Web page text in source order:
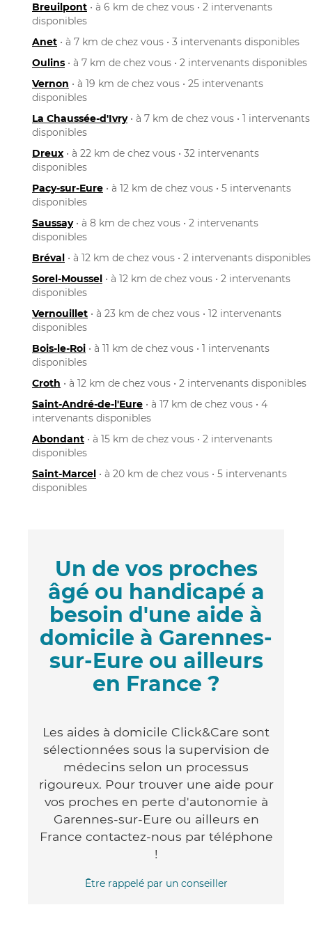
Breuilpont • à 6 km de chez vous • 2 intervenants
disponibles
Anet • à 7 km de chez vous • 3 intervenants disponibles
Oulins • à 7 km de chez vous • 2 intervenants disponibles
Vernon • à 19 km de chez vous • 25 intervenants
disponibles
La Chaussée-d'Ivry• à 7 km de chez vous • 1 intervenants
disponibles
Dreux • à 22 km de chez vous • 32 intervenants
disponibles
Pacy-sur-Eure • à 12 km de chez vous • 5 intervenants
disponibles
Saussay• à 8 km de chez vous • 2 intervenants
disponibles
Bréval • à 12 km de chez vous • 2 intervenants disponibles
Sorel-Moussel • à 12 km de chez vous • 2 intervenants
disponibles
Vernouillet • à 23 km de chez vous • 12 intervenants
disponibles
Bois-le-Roi • à 11 km de chez vous • 1 intervenants
disponibles
Croth • à 12 km de chez vous • 2 intervenants disponibles
Saint-André-de-l'Eure • à 17 km de chez vous • 4
intervenants disponibles
Abondant • à 15 km de chez vous • 2 intervenants
disponibles
Saint-Marcel • à 20 km de chez vous • 5 intervenants
disponibles
Un de vos proches
âgé ou handicapé a
besoin d'une aide à
domicile à Garennes-
sur-Eure ou ailleurs
en France ?
Les aides à domicile Click&Care sont
sélectionnées sous la supervision de
médecins selon un processus
rigoureux. Pour trouver une aide pour
vos proches en perte d'autonomie à
Garennes-sur-Eure ou ailleurs en
France contactez-nous par téléphone
!
Être rappelé par un conseiller